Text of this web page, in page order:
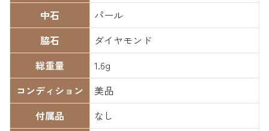
中石
パール
脇石
ダイヤモンド
総重量
1.6g
コンディション
美品
付属品
なし